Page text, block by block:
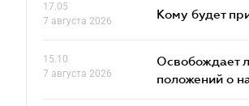
17.05
7 августа 2026
Кому будет
15.10
7 августа 2026
Освобождает
положений о